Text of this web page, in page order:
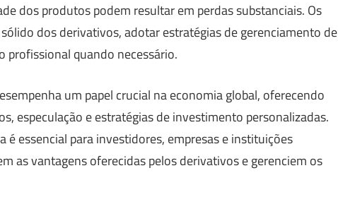
dos produtos podem resultar em perdas substanciais. Os
dos derivativos, adotar estratégias de gerenciamento de
profissional quando necessário.
um papel crucial na economia global, oferecendo
especulação e estratégias de investimento personalizadas.
essencial para investidores, empresas e instituições
as vantagens oferecidas pelos derivativos e gerenciem os